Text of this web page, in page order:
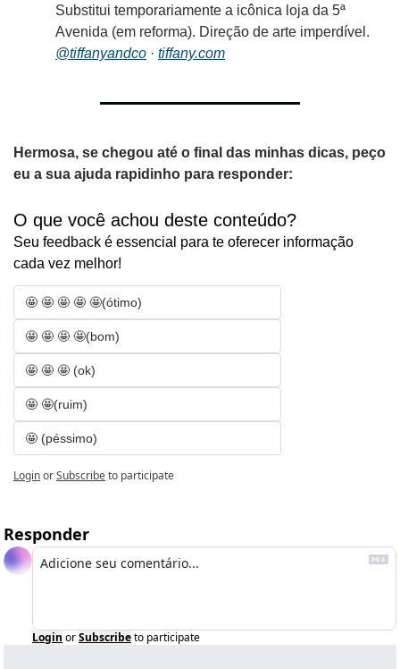
Substitui temporariamente a icônica loja da 5ª
Avenida (em reforma). Direção de arte imperdível.
@tiffanyandco · tiffany.com
Hermosa, se chegou até o final das minhas dicas, peço
eu a sua ajuda rapidinho para responder:
O que você achou deste conteúdo?
Seu feedback é essencial para te oferecer informação
cada vez melhor!
🤩 🤩 🤩 🤩 🤩(ótimo)
🤩 🤩 🤩 🤩(bom)
🤩 🤩 🤩 (ok)
🤩 🤩(ruim)
🤩 (péssimo)
LoginorSubscribeto participate
Responder
Login orSubscribeto participate